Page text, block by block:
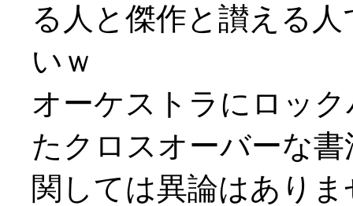
る人と傑作と讃える
いｗ
オーケストラにロッ
たクロスオーバーな
関しては異論はあり